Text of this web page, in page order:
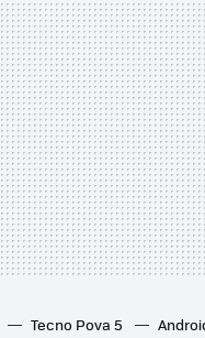
Tecno Pova 5